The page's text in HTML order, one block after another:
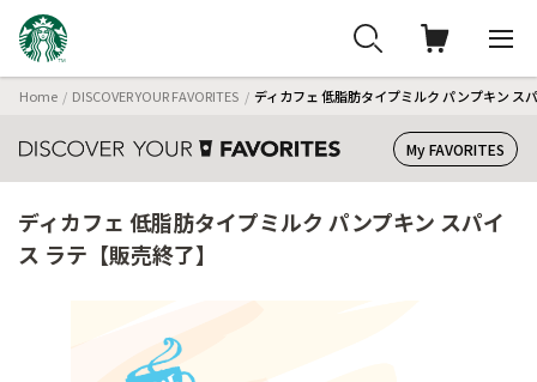
Home DISCOVER YOUR FAVORITES ディカフェ 低脂肪タイプミルク パンプキン ス
My FAVORITES
ディカフェ 低脂肪タイプミルク パンプキン スパイ
ス ラテ【販売終了】